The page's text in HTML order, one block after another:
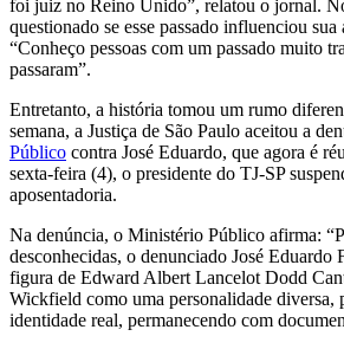
foi juiz no Reino Unido”, relatou o jornal.
questionado se esse passado influenciou
“Conheço pessoas com um passado muito
passaram”.
Entretanto, a história tomou um rumo
semana, a Justiça de São Paulo aceitou a
Público contra José Eduardo, que agora é
sexta-feira (4), o presidente do TJ-SP
aposentadoria.
Na denúncia, o Ministério Público afirma:
desconhecidas, o denunciado José Eduardo
figura de Edward Albert Lancelot Dodd
Wickfield como uma personalidade diversa,
identidade real, permanecendo com